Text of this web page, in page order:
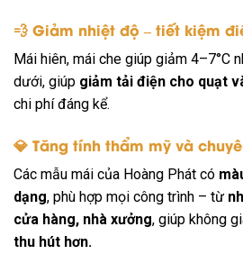
💨 Giảm nhiệt độ – tiết kiệm
Mái hiên, mái che giúp giảm 4–7°C
dưới, giúp giảm tải điện cho quạt
chi phí đáng kể.
💎 Tăng tính thẩm mỹ và
Các mẫu mái của Hoàng Phát có
dạng, phù hợp mọi công trình – từ
cửa hàng, nhà xưởng, giúp không
thu hút hơn.